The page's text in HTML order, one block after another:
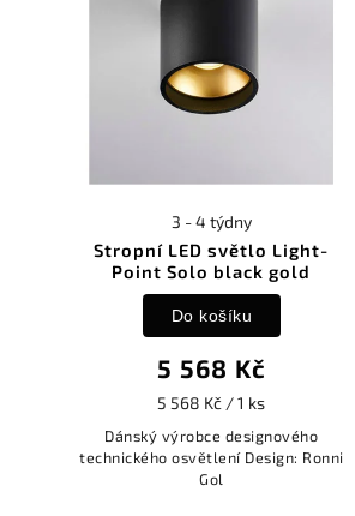
Stropní LED světlo Light-
Point Solo black gold
3 - 4 týdny
5 568 Kč
5 568 Kč / 1 ks
Do košíku
Dánský výrobce designového
technického osvětlení Design: Ronni
Gol